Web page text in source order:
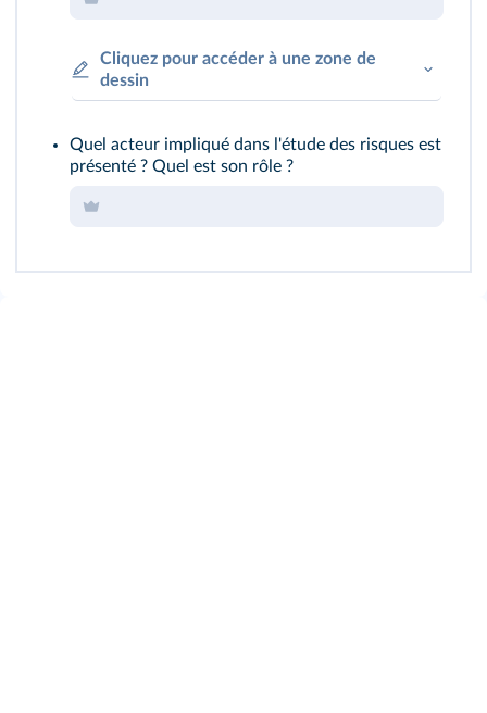
Cliquez pour accéder à une zone de
dessin
Quel acteur impliqué dans l'étude des risques est
présenté ? Quel est son rôle ?